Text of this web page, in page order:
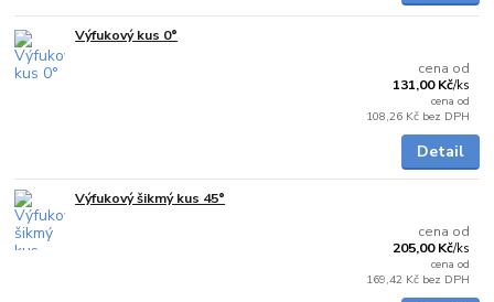
Výfukový kus 0°
cena od
131,00 Kč/ks
cena od
108,26 Kč bez DPH
Detail
Výfukový šikmý kus 45°
cena od
205,00 Kč/ks
cena od
169,42 Kč bez DPH